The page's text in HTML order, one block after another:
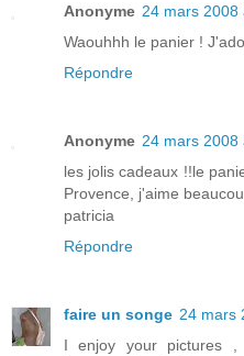
Anonyme 24 mars 2008
Waouhhh le panier !
Répondre
Anonyme 24 mars 2008
les jolis cadeaux !!le
Provence, j'aime
patricia
Répondre
faire un songe 24 mars
I enjoy your pictures